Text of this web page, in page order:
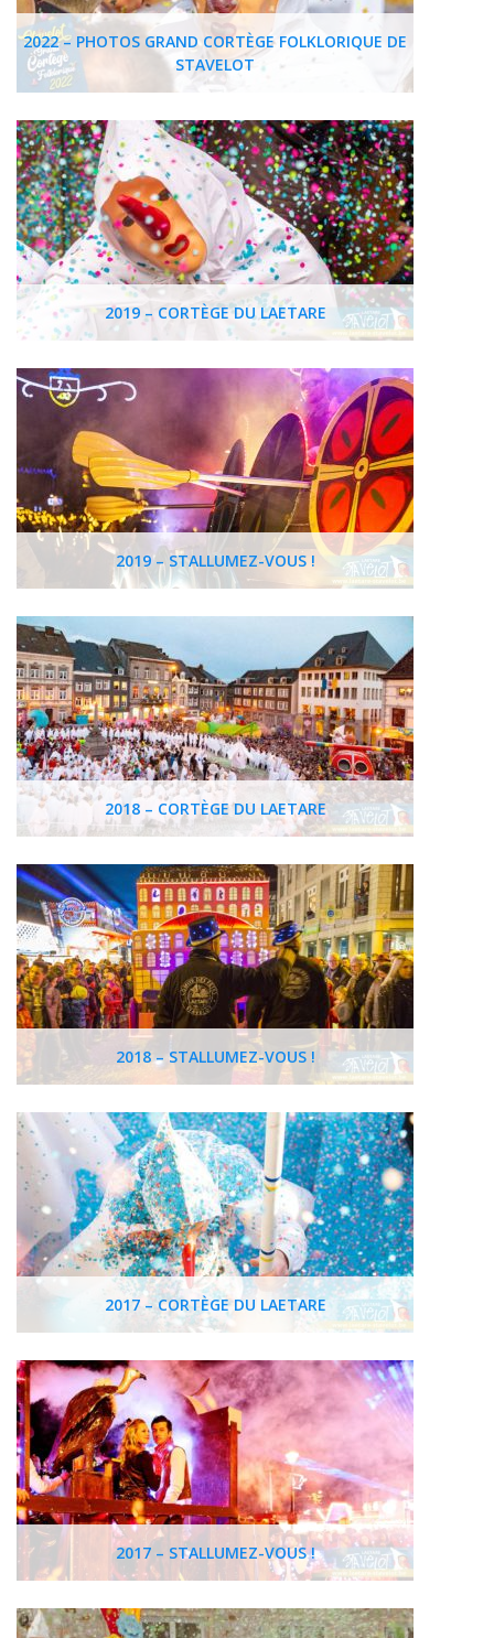
2022 – PHOTOS GRAND CORTÈGE FOLKLORIQUE DE
STAVELOT
2019 – CORTÈGE DU LAETARE
2019 – STALLUMEZ-VOUS !
2018 – CORTÈGE DU LAETARE
2018 – STALLUMEZ-VOUS !
2017 – CORTÈGE DU LAETARE
2017 – STALLUMEZ-VOUS !